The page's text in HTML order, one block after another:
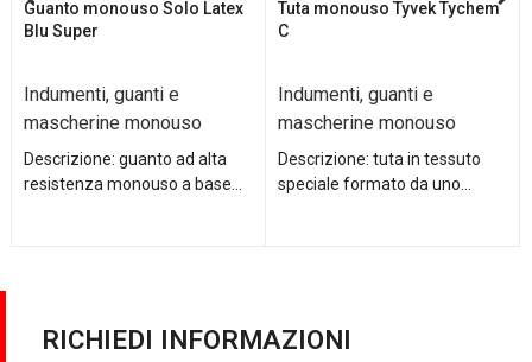
Guanto monouso Solo Latex
Blu Super
Indumenti, guanti e
mascherine monouso
Descrizione: guanto ad alta
resistenza monouso a base...
Tuta monouso Tyvek Tychem
C
Indumenti, guanti e
mascherine monouso
Descrizione: tuta in tessuto
speciale formato da uno...
RICHIEDI INFORMAZIONI